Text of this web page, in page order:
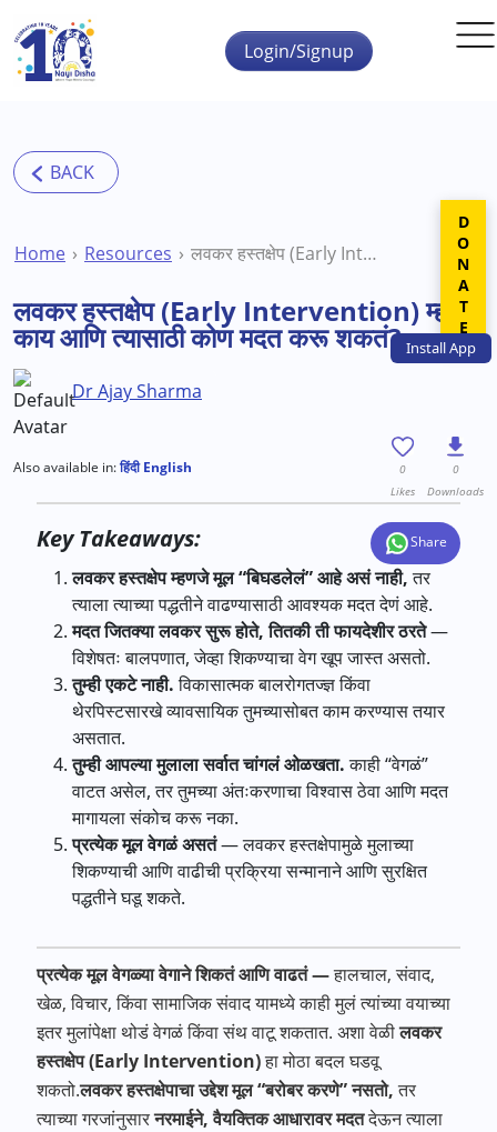
Skip to main content
InstallApp
Login/Signup
Home Resources लवकर हस्तक्षेप (Early Intervention) म्हणजे काय आणि त्यासाठी कोण मदत करू शकतं?
लवकर हस्तक्षेप (Early Intervention) म्हणजे
काय आणि त्यासाठी कोण मदत करू शकतं?
Dr Ajay Sharma
Also available in:हिंदीEnglish
0
Likes
0
Downloads
Key Takeaways: Share
लवकर हस्तक्षेप म्हणजे मूल “बिघडलेलं” आहे असं नाही,तर
त्याला त्याच्या पद्धतीने वाढण्यासाठी आवश्यक मदत देणं आहे.
मदत जितक्या लवकर सुरू होते, तितकी ती फायदेशीर ठरते—
विशेषतः बालपणात, जेव्हा शिकण्याचा वेग खूप जास्त असतो.
तुम्ही एकटे नाही.विकासात्मक बालरोगतज्ज्ञ किंवा
थेरपिस्टसारखे व्यावसायिक तुमच्यासोबत काम करण्यास तयार
असतात.
तुम्ही आपल्या मुलाला सर्वात चांगलं ओळखता.काही “वेगळं”
वाटत असेल, तर तुमच्या अंतःकरणाचा विश्वास ठेवा आणि मदत
मागायला संकोच करू नका.
प्रत्येक मूल वेगळं असतं— लवकर हस्तक्षेपामुळे मुलाच्या
शिकण्याची आणि वाढीची प्रक्रिया सन्मानाने आणि सुरक्षित
पद्धतीने घडू शकते.
प्रत्येक मूल वेगळ्या वेगाने शिकतं आणि वाढतं —हालचाल, संवाद,
खेळ, विचार, किंवा सामाजिक संवाद यामध्ये काही मुलं त्यांच्या वयाच्या
इतर मुलांपेक्षा थोडं वेगळं किंवा संथ वाटू शकतात. अशा वेळीलवकर
हस्तक्षेप (Early Intervention)हा मोठा बदल घडवू
शकतो.लवकर हस्तक्षेपाचा उद्देश मूल “बरोबर करणे” नसतो,तर
त्याच्या गरजांनुसारनरमाईने, वैयक्तिक आधारावर मदतदेऊन त्याला
DONATE